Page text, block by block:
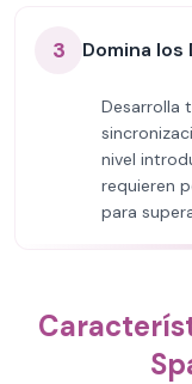
3 Domina los
Desarrolla
nivel
requieren
para